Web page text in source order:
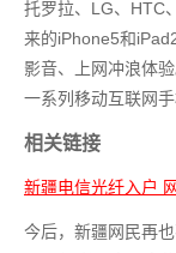
托罗拉、LG、HTC
来的iPhone5和
影音、上网冲浪体
一系列移动互联网手
相关链接
新疆电信光纤入户
今后，新疆网民再